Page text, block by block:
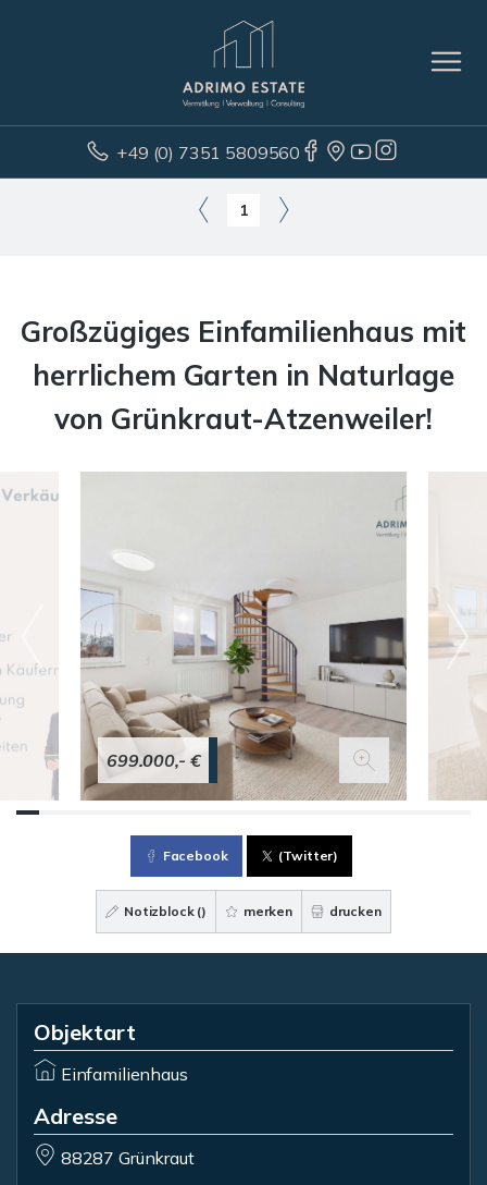
+49 (0) 7351 5809560
1
Großzügiges Einfamilienhaus mit
herrlichem Garten in Naturlage
von Grünkraut-Atzenweiler!
699.000,- €
Facebook (Twitter)
Notizblock () merken drucken
Objektart
Einfamilienhaus
Adresse
88287 Grünkraut